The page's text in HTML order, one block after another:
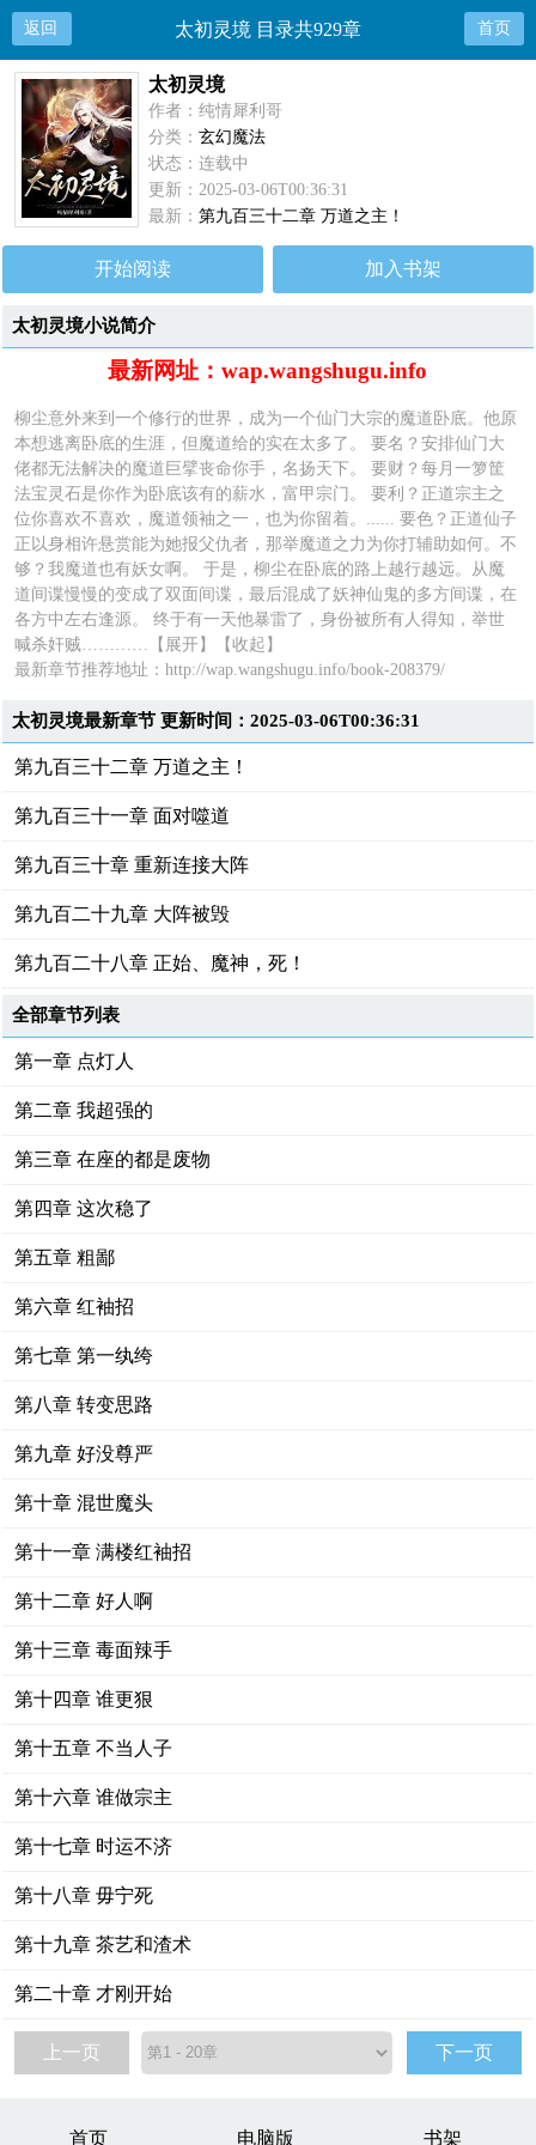
返回 太初灵境 目录共929章 首页
太初灵境
作者：纯情犀利哥
分类：玄幻魔法
状态：连载中
更新：2025-03-06T00:36:31
最新：第九百三十二章 万道之主！
开始阅读 加入书架
太初灵境小说简介
最新网址：wap.wangshugu.info
柳尘意外来到一个修行的世界，成为一个仙门大宗的魔道卧底。他原
本想逃离卧底的生涯，但魔道给的实在太多了。 要名？安排仙门大
佬都无法解决的魔道巨擘丧命你手，名扬天下。 要财？每月一箩筐
法宝灵石是你作为卧底该有的薪水，富甲宗门。 要利？正道宗主之
位你喜欢不喜欢，魔道领袖之一，也为你留着。...... 要色？正道仙子
正以身相许悬赏能为她报父仇者，那举魔道之力为你打辅助如何。不
够？我魔道也有妖女啊。 于是，柳尘在卧底的路上越行越远。从魔
道间谍慢慢的变成了双面间谍，最后混成了妖神仙鬼的多方间谍，在
各方中左右逢源。 终于有一天他暴雷了，身份被所有人得知，举世
喊杀奸贼…………【展开】【收起】
最新章节推荐地址：http://wap.wangshugu.info/book-208379/
太初灵境最新章节 更新时间：2025-03-06T00:36:31
第九百三十二章 万道之主！
第九百三十一章 面对噬道
第九百三十章 重新连接大阵
第九百二十九章 大阵被毁
第九百二十八章 正始、魔神，死！
全部章节列表
第一章 点灯人
第二章 我超强的
第三章 在座的都是废物
第四章 这次稳了
第五章 粗鄙
第六章 红袖招
第七章 第一纨绔
第八章 转变思路
第九章 好没尊严
第十章 混世魔头
第十一章 满楼红袖招
第十二章 好人啊
第十三章 毒面辣手
第十四章 谁更狠
第十五章 不当人子
第十六章 谁做宗主
第十七章 时运不济
第十八章 毋宁死
第十九章 茶艺和渣术
第二十章 才刚开始
上一页 下一页
首页 电脑版 书架